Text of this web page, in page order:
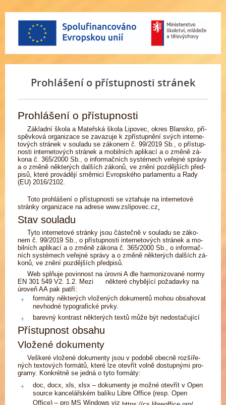
Prohlášení o přístupnosti stránek
Prohlášení o přístupnosti
Zá­klad­ní ško­la a Ma­teř­ská ško­la Lipovec, okres Blansko,pří­
spěv­ko­vá or­ga­ni­za­ce se za­va­zu­je k zpří­stup­ně­ní svých in­ter­ne­
to­vých strá­nek v sou­la­du se zá­ko­nem č. 99/2019 Sb., o pří­stup­
nos­ti in­ter­neto­vých strá­nek a mo­bil­ních apli­ka­cí a o změ­ně zá­
ko­na č. 365/2000 Sb., o in­for­mač­ních sys­té­mech ve­řej­né sprá­vy
a o změ­ně ně­kte­rých dal­ších zá­ko­nů, ve zně­ní poz­děj­ších před­
pi­sů, kte­ré pro­vá­dě­jí směr­ni­ci Ev­rop­ské­ho par­la­men­tu a Ra­dy
(EU) 2016/2102.
To­to pro­hlá­še­ní o pří­stup­nos­ti se vzta­hu­je na in­ter­ne­to­vé
strán­ky or­ga­ni­za­ce na ad­rese www.zslipovec.​cz.
Stav souladu
Ty­to in­ter­ne­to­vé strán­ky jsou čás­teč­ně v sou­la­du se zá­ko­
nem č. 99/2019 Sb., o pří­stup­nos­ti in­ter­ne­to­vých strá­nek a mo­
bil­ních apli­ka­cí a o změ­ně zá­ko­na č. 365/2000 Sb., o in­for­mač­
ních sys­té­mech ve­řej­né sprá­vy a o změ­ně ně­kte­rých dal­ších zá­
ko­nů, ve zně­ní poz­děj­ších před­pi­sů.
Web splňuje po­vin­nost na úrov­ni A dle har­mo­ni­zo­va­né nor­my
EN 301 549 V2. 1.2. Me­zi ně­kte­ré chy­bě­jí­cí po­ža­dav­ky na
úro­veň AA pak pat­ří:
formáty některých vložených dokumentů mohou obsahovat
nevhodné typografické prvky.
barevný kontrast některých textů může být nedostačující
Přístupnost obsahu
Vložené dokumenty
Veš­ke­ré vlo­že­né do­ku­men­ty jsou v po­do­bě obec­ně roz­ší­ře­
ných tex­to­vých for­má­tů, kte­ré lze otevřít vol­ně do­stup­ný­mi pro­
gra­my. Kon­krét­ně se jed­ná o ty­to for­má­ty:
doc, docx, xls, xlsx – dokumenty je možné otevřít v Open
source kancelářském balíku Libre Office (resp. Open